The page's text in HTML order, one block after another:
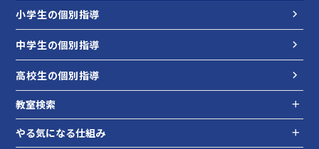
小学生の個別指導
中学生の個別指導
高校生の個別指導
教室検索
やる気になる仕組み